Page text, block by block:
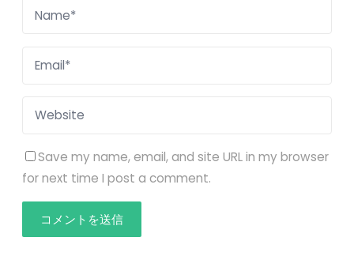
Save my name, email, and site URL in my browser
for next time I post a comment.